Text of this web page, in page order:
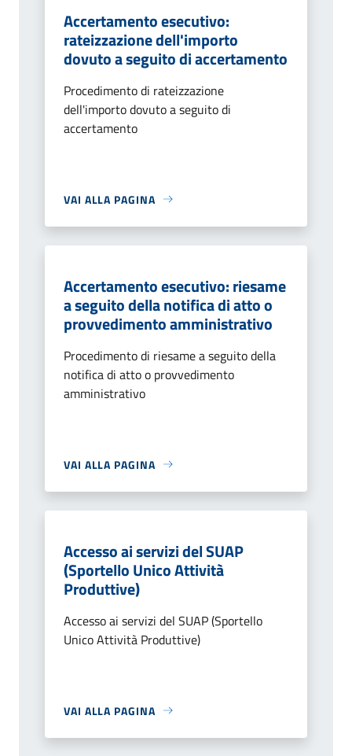
Accertamento esecutivo:
rateizzazione dell'importo
dovuto a seguito di accertamento
Procedimento di rateizzazione
dell'importo dovuto a seguito di
accertamento
VAI ALLA PAGINA
Accertamento esecutivo: riesame
a seguito della notifica di atto o
provvedimento amministrativo
Procedimento di riesame a seguito della
notifica di atto o provvedimento
amministrativo
VAI ALLA PAGINA
Accesso ai servizi del SUAP
(Sportello Unico Attività
Produttive)
Accesso ai servizi del SUAP (Sportello
Unico Attività Produttive)
VAI ALLA PAGINA